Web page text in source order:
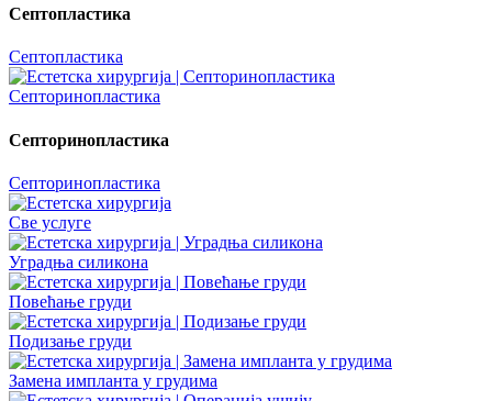
Септопластика
Септопластика
Септоринопластика
Септоринопластика
Септоринопластика
Све услуге
Уградња силикона
Повећање груди
Подизање груди
Замена импланта у грудима